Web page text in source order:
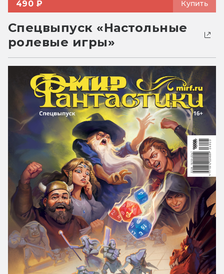
490 ₽ Купить
Спецвыпуск «Настольные
ролевые игры»